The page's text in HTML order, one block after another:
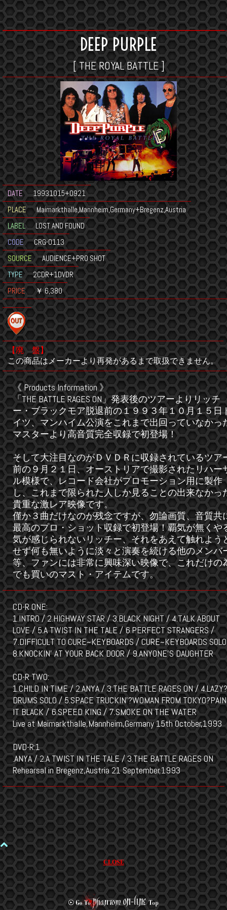
DEEP PURPLE
[ THE ROYAL BATTLE ]
DATE
19931015+0921
PLACE
Maimarkthalle,Mannheim,Germany+Bregenz,Austria
LABEL
LOST AND FOUND
CODE
CRG-0113
SOURCE
AUDIENCE+PRO SHOT
TYPE
2CDR+1DVDR
PRICE
￥ 6,380
【廃 盤】
この商品はメーカーより再発があるまで取扱できません。
《 Products Information 》
「THE BATTLE RAGES ON」発表後のツアーよりリッチ
ー・ブラックモア脱退前の１９９３年１０月１５日
イツ、マンハイム公演をこれまで出回っていなかっ
マスターより高音質完全収録で初登場！
そして大注目なのがＤＶＤＲに収録されているツア
前の９月２１日、オーストリアで撮影されたリハー
ル模様で、レコード会社がプロモーション用に製作
し、これまで限られた人しか見ることの出来なかっ
貴重な激レア映像です。
僅か３曲だけなのが残念ですが、勿論画質、音質共
最高のプロ・ショット収録で初登場！覇気が無くや
気が感じられないリッチー、それをあえて触れよう
せず何も無いように淡々と演奏を続ける他のメンバ
等、ファンには非常に興味深い映像で、これだけの
でも買いのマスト・アイテムです。
CD-R ONE:
1.INTRO / 2.HIGHWAY STAR / 3.BLACK NIGHT / 4.TALK ABOUT
LOVE / 5.A TWIST IN THE TALE / 6.PERFECT STRANGERS /
7.DIFFICULT TO CURE~KEYBOARDS / CURE~KEYBOARDS
8.KNOCKIN' AT YOUR BACK DOOR / 9.ANYONE'S DAUGHTER
CD-R TWO:
1.CHILD IN TIME / 2.ANYA / 3.THE BATTLE RAGES ON / 4.LAZY?
DRUMS SOLO / 5.SPACE TRUCKIN'?WOMAN FROM
IT BLACK / 6.SPEED KING / 7.SMOKE ON THE WATER
Live at Maimarkthalle,Mannheim,Germany 15th October,1993
DVD-R:1
.ANYA / 2.A TWIST IN THE TALE / 3.THE BATTLE RAGES ON
Rehearsal in Bregenz,Austria 21 September,1993
CLOSE